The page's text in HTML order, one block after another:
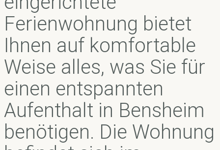
Ferienwohnung bietet
Ihnen auf komfortable
Weise alles, was Sie für
einen entspannten
Aufenthalt in Bensheim
benötigen. Die Wohnung